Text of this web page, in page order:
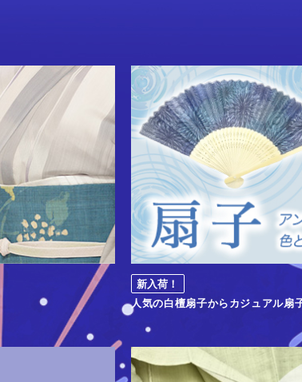
新入荷！
人気の白檀扇子からカジュアル扇